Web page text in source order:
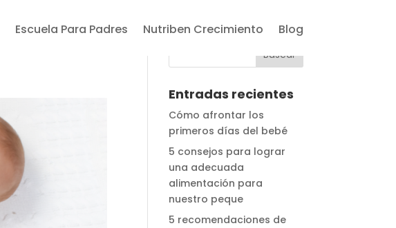
Escuela Para Padres Nutriben Crecimiento Blog
Entradas recientes
Cómo afrontar los
primeros días del bebé
5 consejos para lograr
una adecuada
alimentación para
nuestro peque
5 recomendaciones de